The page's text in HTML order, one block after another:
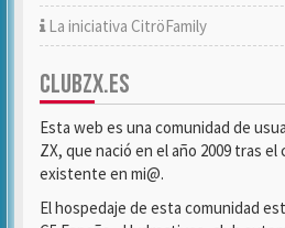
La iniciativa CitröFamily
CLUBZX.ES
Esta web es una comunidad de
ZX, que nació en el año 2009 tras
existente en mi@.
El hospedaje de esta comunidad